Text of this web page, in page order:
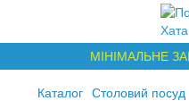
МІНІМАЛЬНЕ
Каталог Столовий посуд